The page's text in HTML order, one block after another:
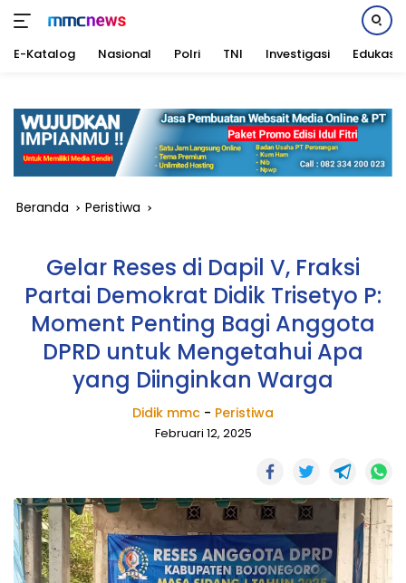
konten
E-Katalog Nasional Polri TNI Investigasi Edukasi
Beranda Peristiwa
Gelar Reses di Dapil V, Fraksi
Partai Demokrat Didik Trisetyo P:
Moment Penting Bagi Anggota
DPRD untuk Mengetahui Apa
yang Diinginkan Warga
Didik mmc - Peristiwa
Februari 12, 2025